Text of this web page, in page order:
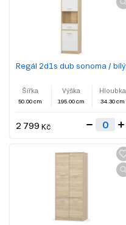
Regál 2d1s dub sonoma / bílý
Šířka
50.00 cm
Výška
195.00 cm
Hloubka
34.30 cm
2 799 Kč